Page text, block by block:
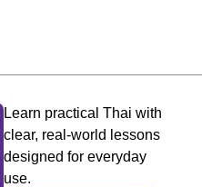
Learn practical Thai with
clear, real-world lessons
designed for everyday
use.